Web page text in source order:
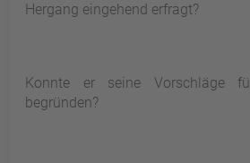
Hergang eingehend erfragt?
Konnte er seine Vorschläge
begründen?